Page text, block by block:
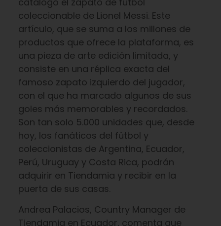
coleccionable de Lionel Messi. Este
artículo, que se suma a los millones de
productos que ofrece la plataforma, es
una pieza de arte edición limitada, y
consiste en una réplica exacta del
famoso zapato izquierdo del jugador,
con el que ha marcado algunos de sus
goles más memorables y recordados.
Son tan solo 5.000 unidades que, desde
hoy, los fanáticos del fútbol y
coleccionistas de Argentina, Ecuador,
Perú, Uruguay y Costa Rica, podrán
adquirir en Tiendamia y recibir en la
puerta de sus casas.
Andrea Palacios, Country Manager de
Tiendamia en Ecuador, comenta que